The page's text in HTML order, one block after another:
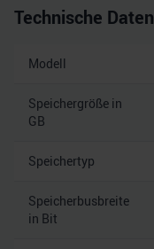
Technische Daten
Modell
Speichergröße in
GB
Speichertyp
Speicherbusbreite
in Bit